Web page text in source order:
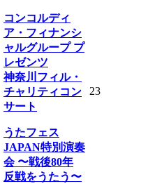
コンコルディ
ア・フィナンシ
ャルグループ プ
レゼンツ
神奈川フィル・
チャリティコン
サート
うたフェス
JAPAN特別演奏
会 〜戦後80年
反戦をうたう〜
23